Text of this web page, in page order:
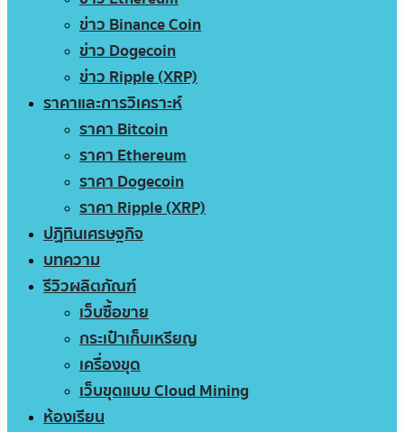
ข่าว Binance Coin
ข่าว Dogecoin
ข่าว Ripple (XRP)
ราคาและการวิเคราะห์
ราคา Bitcoin
ราคา Ethereum
ราคา Dogecoin
ราคา Ripple (XRP)
ปฏิทินเศรษฐกิจ
บทความ
รีวิวผลิตภัณฑ์
เว็บซื้อขาย
กระเป๋าเก็บเหรียญ
เครื่องขุด
เว็บขุดแบบ Cloud Mining
ห้องเรียน